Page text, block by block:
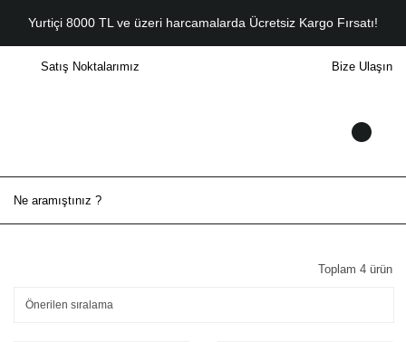
Yurtiçi 8000 TL ve üzeri harcamalarda Ücretsiz Kargo Fırsatı!
Satış Noktalarımız Bize Ulaşın
Toplam 4 ürün